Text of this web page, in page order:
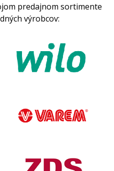
predajnom sortimente
výrobcov: